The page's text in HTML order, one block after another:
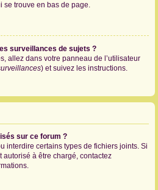
se trouve en bas de page.
surveillances de sujets ?
allez dans votre panneau de l’utilisateur
) et suivez les instructions.
sur ce forum ?
interdire certains types de fichiers joints. Si
autorisé à être chargé, contactez